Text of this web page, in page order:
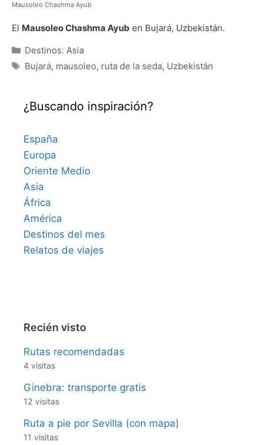
Mausoleo Chashma Ayub
El Mausoleo Chashma Ayub en Bujará, Uzbekistán.
Categorías
Destinos: Asia
Etiquetas
Bujará, mausoleo, ruta de la seda, Uzbekistán
¿Buscando inspiración?
España
Europa
Oriente Medio
Asia
África
América
Destinos del mes
Relatos de viajes
Recién visto
Rutas recomendadas
4 visitas
Ginebra: transporte gratis
12 visitas
Ruta a pie por Sevilla (con mapa)
11 visitas